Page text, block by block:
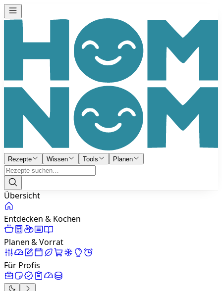
Rezepte Wissen Tools Planen
Übersicht
Entdecken & Kochen
Planen & Vorrat
Für Profis